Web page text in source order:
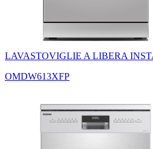
LAVASTOVIGLIE A LIBERA
OMDW613XFP